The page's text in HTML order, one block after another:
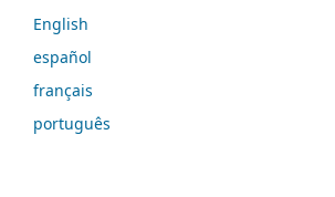
English
español
français
português